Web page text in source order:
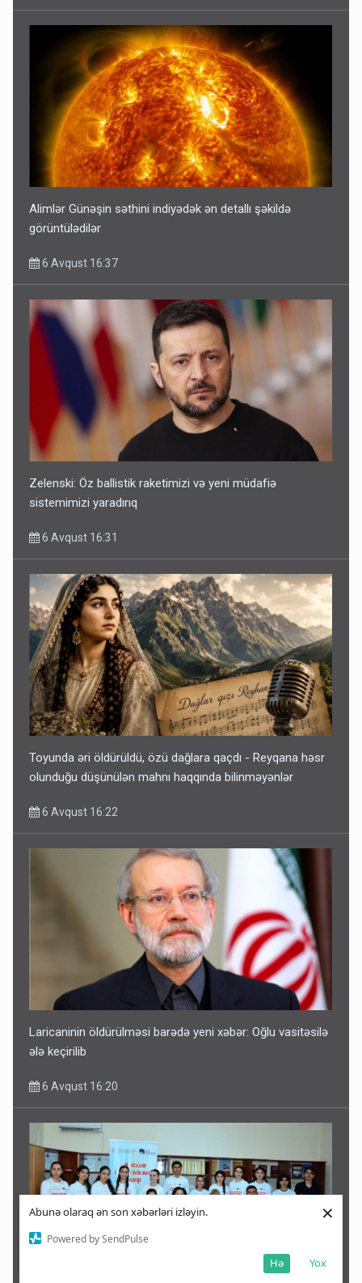
Abunə olaraq ən son xəbərləri izləyin.
Powered by SendPulse
Yox
Hə
×
Alimlər Günəşin səthini indiyədək ən detallı şəkildə
görüntülədilər
6 Avqust 16:37
Zelenski: Öz ballistik raketimizi və yeni müdafiə
sistemimizi yaradırıq
6 Avqust 16:31
Toyunda əri öldürüldü, özü dağlara qaçdı - Reyqana həsr
olunduğu düşünülən mahnı haqqında bilinməyənlər
6 Avqust 16:22
Laricaninin öldürülməsi barədə yeni xəbər: Oğlu vasitəsilə
ələ keçirilib
6 Avqust 16:20